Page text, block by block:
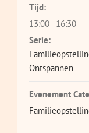
Tijd:
13:00 - 16:30
Serie:
Ontspannen
Evenement